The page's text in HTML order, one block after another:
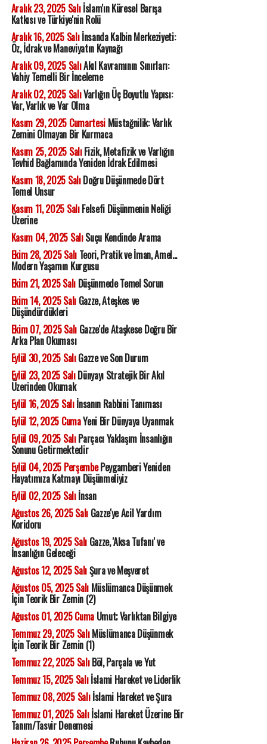
Aralık 23, 2025 Salıİslam'ın Küresel Barışa
Katkısı ve Türkiye'nin Rolü
Aralık 16, 2025 Salıİnsanda Kalbin Merkeziyeti:
Öz, İdrak ve Maneviyatın Kaynağı
Aralık 09, 2025 SalıAkıl Kavramının Sınırları:
Vahiy Temelli Bir İnceleme
Aralık 02, 2025 SalıVarlığın Üç Boyutlu Yapısı:
Var, Varlık ve Var Olma
Kasım 29, 2025 CumartesiMüstağnilik: Varlık
Zemini Olmayan Bir Kurmaca
Kasım 25, 2025 SalıFizik, Metafizik ve Varlığın
Tevhid Bağlamında Yeniden İdrak Edilmesi
Kasım 18, 2025 SalıDoğru Düşünmede Dört
Temel Unsur
Kasım 11, 2025 SalıFelsefi Düşünmenin Neliği
Üzerine
Kasım 04, 2025 SalıSuçu Kendinde Arama
Ekim 28, 2025 SalıTeori, Pratik ve İman, Amel...
Modern Yaşamın Kurgusu
Ekim 21, 2025 SalıDüşünmede Temel Sorun
Ekim 14, 2025 SalıGazze, Ateşkes ve
Düşündürdükleri
Ekim 07, 2025 SalıGazze'de Ataşkese Doğru Bir
Arka Plan Okuması
Eylül 30, 2025 SalıGazze ve Son Durum
Eylül 23, 2025 SalıDünyayı Stratejik Bir Akıl
Üzerinden Okumak
Eylül 16, 2025 Salıİnsanın Rabbini Tanıması
Eylül 12, 2025 CumaYeni Bir Dünyaya Uyanmak
Eylül 09, 2025 SalıParçacı Yaklaşım İnsanlığın
Sonunu Getirmektedir
Eylül 04, 2025 PerşembePeygamberi Yeniden
Hayatımıza Katmayı Düşünmeliyiz
Eylül 02, 2025 Salıİnsan
Ağustos 26, 2025 SalıGazze'ye Acil Yardım
Koridoru
Ağustos 19, 2025 SalıGazze, 'Aksa Tufanı' ve
İnsanlığın Geleceği
Ağustos 12, 2025 SalıŞura ve Meşveret
Ağustos 05, 2025 SalıMüslümanca Düşünmek
İçin Teorik Bir Zemin (2)
Ağustos 01, 2025 CumaUmut; Varlıktan Bilgiye
Temmuz 29, 2025 SalıMüslümanca Düşünmek
İçin Teorik Bir Zemin (1)
Temmuz 22, 2025 SalıBöl, Parçala ve Yut
Temmuz 15, 2025 Salıİslami Hareket ve Liderlik
Temmuz 08, 2025 Salıİslami Hareket ve Şura
Temmuz 01, 2025 Salıİslami Hareket Üzerine Bir
Tanım/Tasvir Denemesi